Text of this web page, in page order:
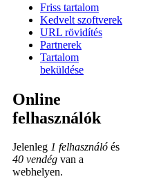
Friss tartalom
Kedvelt szoftverek
URL rövidítés
Partnerek
Tartalom
beküldése
Online
felhasználók
Jelenleg 1 felhasználó és
40 vendég van a
webhelyen.